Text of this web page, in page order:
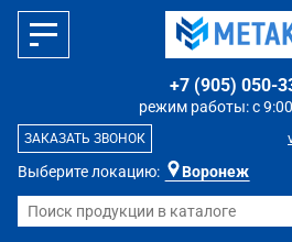
Выберите локацию: Воронеж
режим работы: с
+7 (905) 050-
ЗАКАЗАТЬ ЗВОНОК